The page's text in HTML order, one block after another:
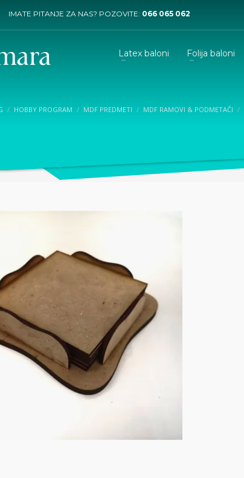
IMATE PITANJE ZA NAS? POZOVITE: 066 065 062
Latex baloni Folija baloni
HOBBY PROGRAM MDF PREDMETI MDF RAMOVI & PODMETAČI